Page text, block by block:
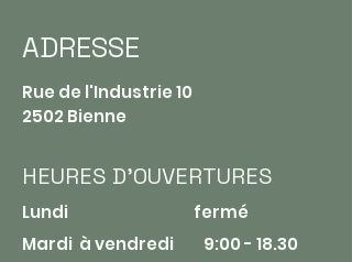
ADRESSE
Rue de l'Industrie 10
2502 Bienne
Lundi fermé​
Mardi à vendredi 9:00 - 18.30
HEURES D'OUVERTURES